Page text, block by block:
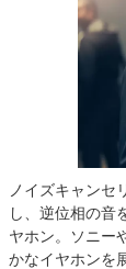
ノイズキャンセ
し、逆位相の音
ヤホン。ソニー
かなイヤホンを